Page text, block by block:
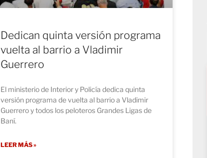
Dedican quinta versión programa
vuelta al barrio a Vladimir
Guerrero
El ministerio de Interior y Policía dedica quinta
versión programa de vuelta al barrio a Vladimir
Guerrero y todos los peloteros Grandes Ligas de
Baní.
LEER MÁS »